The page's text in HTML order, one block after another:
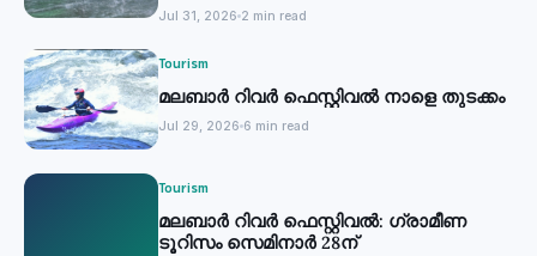
Jul 31, 2026 2 min read
Tourism
മലബാർ റിവർ ഫെസ്റ്റിവൽ നാളെ തുടക്കം
Jul 29, 2026 6 min read
Tourism
മലബാര്‍ റിവര്‍ ഫെസ്റ്റിവല്‍: ഗ്രാമീണ
ടൂറിസം സെമിനാര്‍ 28ന്